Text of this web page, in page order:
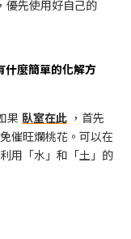
優先使用好自己的
什麼簡單的化解方
果 臥室在此 ，首先
催旺爛桃花。可以在
用「水」和「土」的